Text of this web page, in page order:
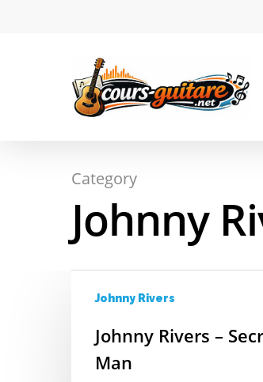
Category
Johnny
Johnny Rivers
Johnny Rivers –
Man